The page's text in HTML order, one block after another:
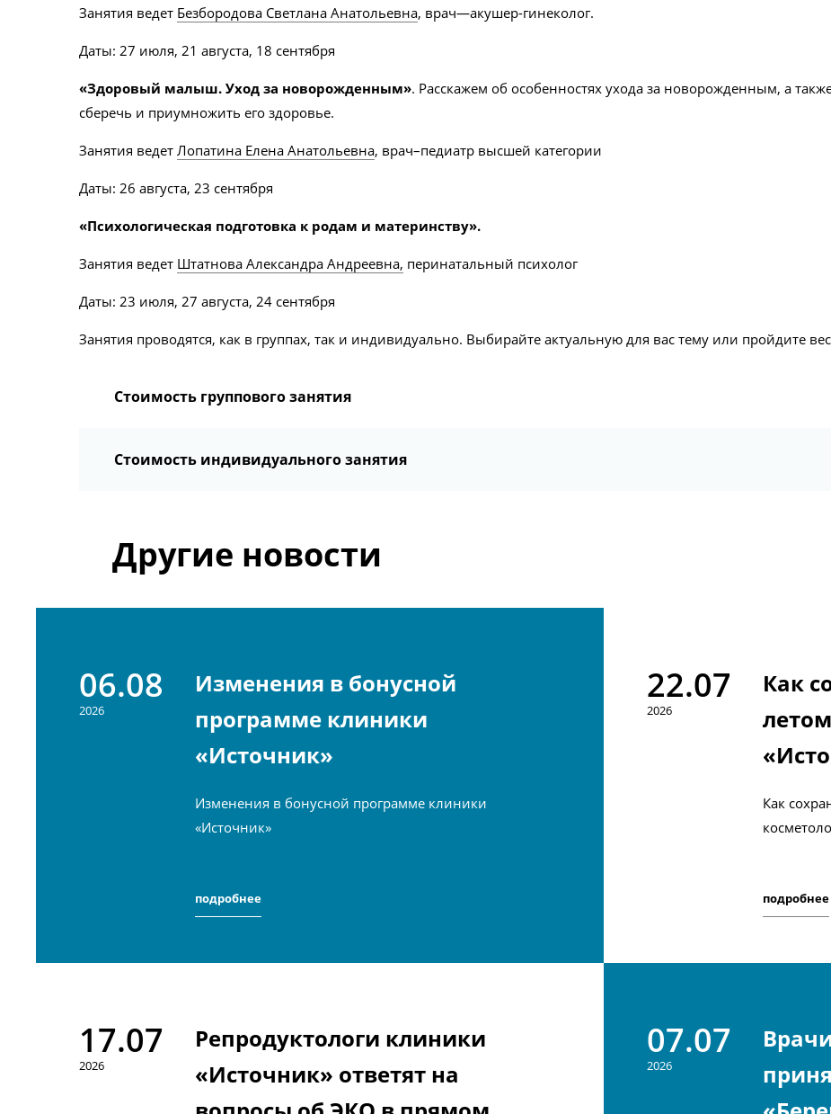
Занятия ведет Безбородова Светлана Анатольевна, врач—акушер-гинеколог.
Даты: 27 июля, 21 августа, 18 сентября
«Здоровый малыш. Уход за новорожденным». Расскажем об особенностях ухода за новорожденным, а
сберечь и приумножить его здоровье.
Занятия ведет Лопатина Елена Анатольевна, врач–педиатр высшей категории
Даты: 26 августа, 23 сентября
«Психологическая подготовка к родам и материнству».
Занятия ведет Штатнова Александра Андреевна, перинатальный психолог
Даты: 23 июля, 27 августа, 24 сентября
Занятия проводятся, как в группах, так и индивидуально. Выбирайте актуальную для вас тему или пройдите
Стоимость группового занятия
Стоимость индивидуального занятия
Другие новости
06.08
2026
Изменения в бонусной
программе клиники
«Источник»
Изменения в бонусной программе клиники
«Источник»
подробнее
22.07
2026
Как
Как
подробнее
17.07
2026
Репродуктологи клиники
«Источник» ответят на
07.07
2026